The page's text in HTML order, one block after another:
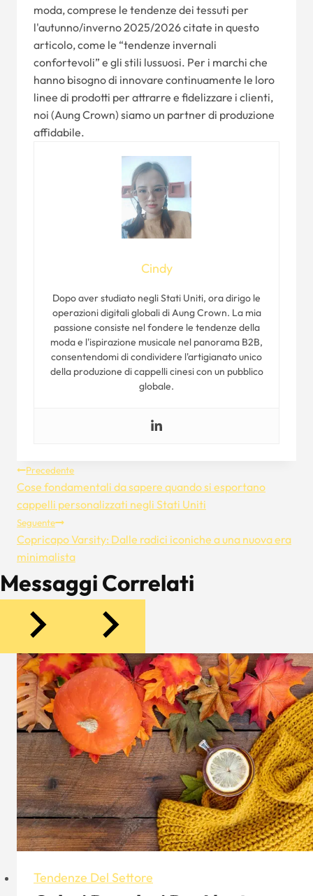
moda, comprese le tendenze dei tessuti per
l'autunno/inverno 2025/2026 citate in questo
articolo, come le “tendenze invernali
confortevoli” e gli stili lussuosi. Per i marchi che
hanno bisogno di innovare continuamente le loro
linee di prodotti per attrarre e fidelizzare i clienti,
noi (Aung Crown) siamo un partner di produzione
affidabile.
Cindy
Dopo aver studiato negli Stati Uniti, ora dirigo le
operazioni digitali globali di Aung Crown. La mia
passione consiste nel fondere le tendenze della
moda e l'ispirazione musicale nel panorama B2B,
consentendomi di condividere l'artigianato unico
della produzione di cappelli cinesi con un pubblico
globale.
Navigazione
Articoli
Precedente
Cose fondamentali da sapere quando si esportano
cappelli personalizzati negli Stati Uniti
Seguente
Copricapo Varsity: Dalle radici iconiche a una nuova era
minimalista
Messaggi Correlati
Tendenze Del Settore